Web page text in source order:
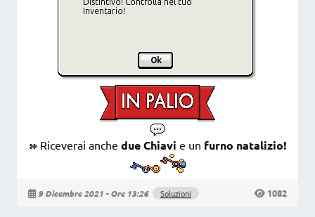
Riceverai anche due Chiavi e un furno natalizio!
9 Dicembre 2021 - Ore 13:26 Soluzioni 1082